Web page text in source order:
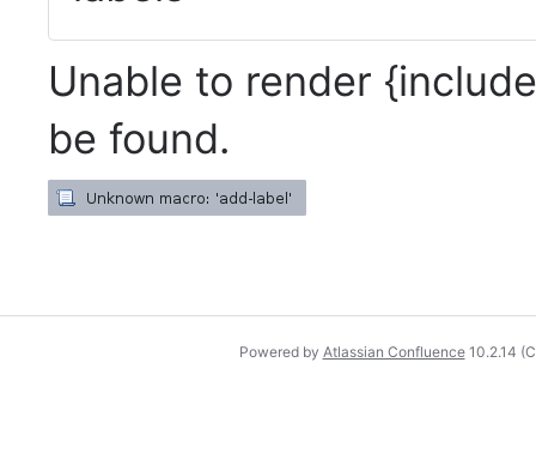
Unable to render
be found.
Powered by Atlassian Confluence 10.2.14